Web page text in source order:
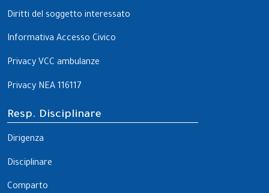
Diritti del soggetto interessato
Informativa Accesso Civico
Privacy VCC ambulanze
Privacy NEA 116117
Resp. Disciplinare
Dirigenza
Disciplinare
Comparto